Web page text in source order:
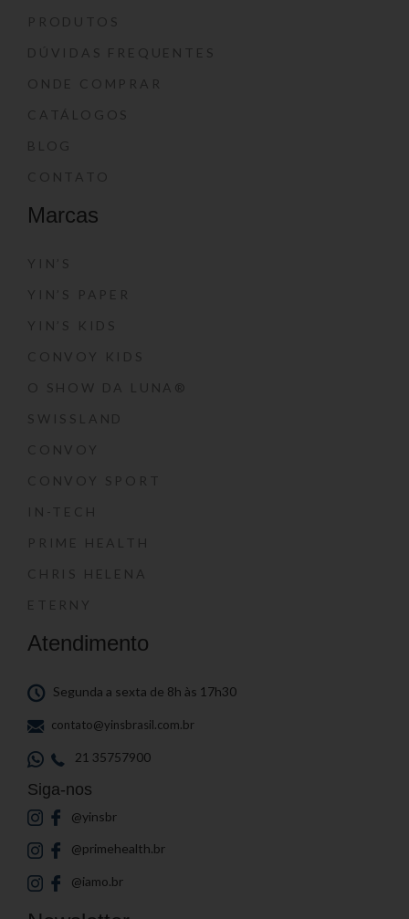
PRODUTOS
DÚVIDAS FREQUENTES
ONDE COMPRAR
CATÁLOGOS
BLOG
CONTATO
Marcas
YIN’S
YIN’S PAPER
YIN’S KIDS
CONVOY KIDS
O SHOW DA LUNA®
SWISSLAND
CONVOY
CONVOY SPORT
IN-TECH
PRIME HEALTH
CHRIS HELENA
ETERNY
Atendimento
Segunda a sexta de 8h às 17h30
contato@yinsbrasil.com.br
21 35757900
Siga-nos
@yinsbr
@primehealth.br
@iamo.br